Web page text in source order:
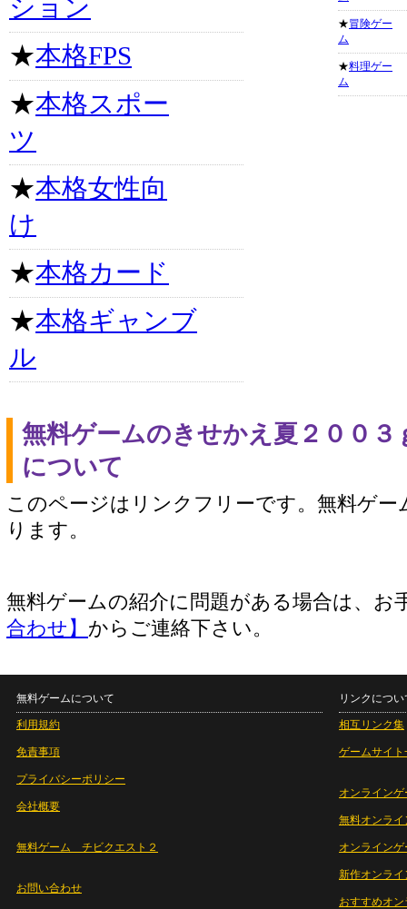
ション
★本格FPS
★本格スポー
ツ
★本格女性向
け
★本格カード
★本格ギャンブ
ル
★冒険ゲー
ム
★料理ゲー
ム
無料ゲームのきせかえ夏２００３
について
このページはリンクフリーです。無料ゲー
ります。
無料ゲームの紹介に問題がある場合は、お
合わせ】 からご連絡下さい。
無料ゲームについて
利用規約
免責事項
プライバシーポリシー
会社概要
無料ゲーム チビクエスト２
お問い合わせ
リンクについ
相互リンク集
ゲームサイト
オンラインゲ
無料オンライ
オンライン
新作オンライ
おすすめオ